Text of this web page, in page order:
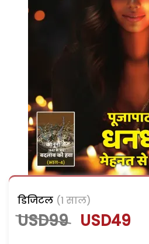
डिजिटल (1 साल)
USD99 USD49